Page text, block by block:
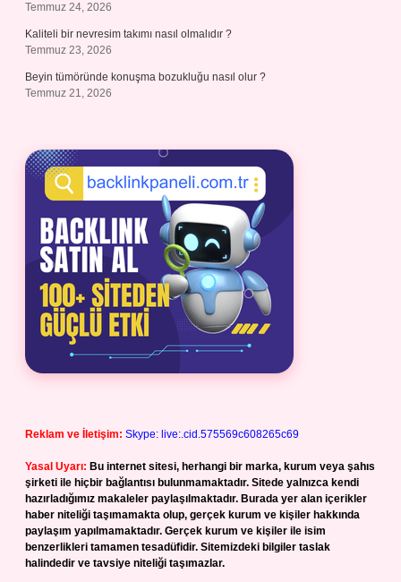
Temmuz 24, 2026
Kaliteli bir nevresim takımı nasıl olmalıdır ?
Temmuz 23, 2026
Beyin tümöründe konuşma bozukluğu nasıl olur ?
Temmuz 21, 2026
Reklam ve İletişim: Skype: live:.cid.575569c608265c69
Yasal Uyarı: Bu internet sitesi, herhangi bir marka, kurum veya şahıs
şirketi ile hiçbir bağlantısı bulunmamaktadır. Sitede yalnızca kendi
hazırladığımız makaleler paylaşılmaktadır. Burada yer alan içerikler
haber niteliği taşımamakta olup, gerçek kurum ve kişiler hakkında
paylaşım yapılmamaktadır. Gerçek kurum ve kişiler ile isim
benzerlikleri tamamen tesadüfidir. Sitemizdeki bilgiler taslak
halindedir ve tavsiye niteliği taşımazlar.